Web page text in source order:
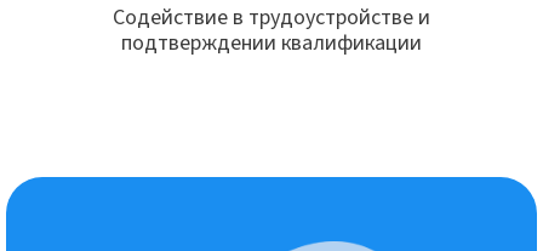
Содействие в трудоустройстве и
подтверждении квалификации